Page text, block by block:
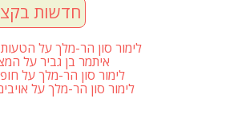
חדשות
לימור סון הר-מלך על
איתמר בן גביר על
לימור סון הר-מלך על
לימור סון הר-מלך על
שבועת